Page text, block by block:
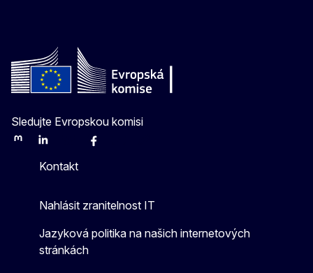
Sledujte Evropskou komisi
MastodonLinkedInBlueskyFacebook
Kontakt
Nahlásit zranitelnost IT
Jazyková politika na našich internetových
stránkách